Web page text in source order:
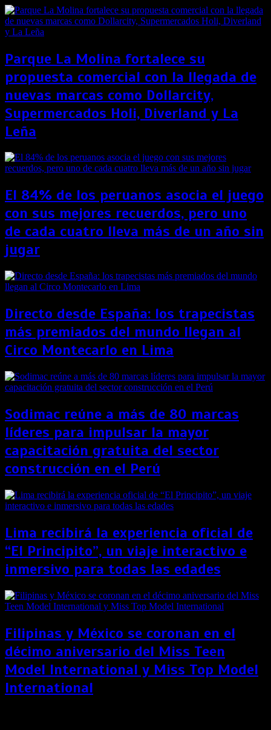
Parque La Molina fortalece su
propuesta comercial con la llegada de
nuevas marcas como Dollarcity,
Supermercados Holi, Diverland y La
Leña
El 84% de los peruanos asocia el juego
con sus mejores recuerdos, pero uno
de cada cuatro lleva más de un año sin
jugar
Directo desde España: los trapecistas
más premiados del mundo llegan al
Circo Montecarlo en Lima
Sodimac reúne a más de 80 marcas
líderes para impulsar la mayor
capacitación gratuita del sector
construcción en el Perú
Lima recibirá la experiencia oficial de
“El Principito”, un viaje interactivo e
inmersivo para todas las edades
Filipinas y México se coronan en el
décimo aniversario del Miss Teen
Model International y Miss Top Model
International